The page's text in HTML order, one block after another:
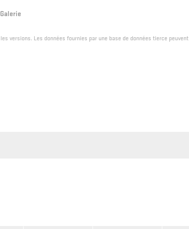
Galerie
versions. Les données fournies par une base de données tierce peuvent